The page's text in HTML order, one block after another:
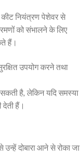
कीट नियंत्रण पेशेवर से
को संभालने के लिए
हैं।
उपयोग करने तथा
है, लेकिन यदि समस्या
हैं।
दोबारा आने से रोका जा